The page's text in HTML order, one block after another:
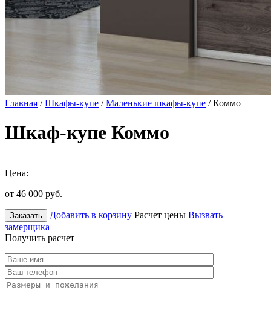
Главная /Шкафы-купе /Маленькие шкафы-купе / Коммо
Шкаф-купе Коммо
Цена:
от 46 000 руб.
Заказать Добавить в корзину Расчет цены Вызвать
замерщика
Получить расчет